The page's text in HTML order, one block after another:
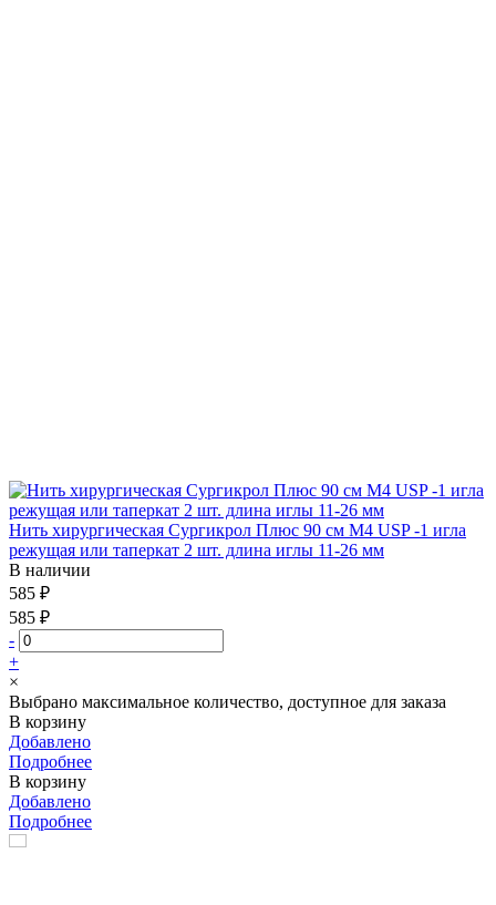
Нить хирургическая Сургикрол Плюс 90 см М4 USP -1 игла
режущая или таперкат 2 шт. длина иглы 11-26 мм
В наличии
585 ₽
585 ₽
-
+
×
Выбрано максимальное количество, доступное для заказа
В корзину
Добавлено
Подробнее
В корзину
Добавлено
Подробнее